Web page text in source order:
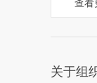
查看
关于组